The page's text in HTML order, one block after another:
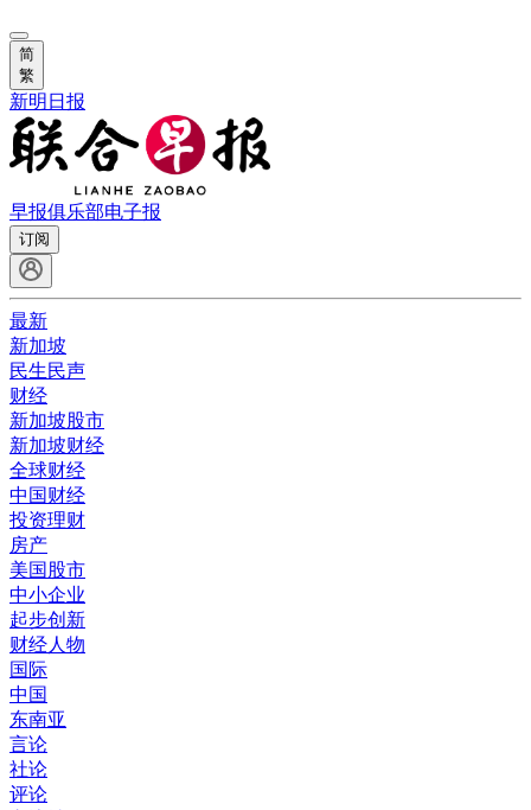
简
繁
新明日报
早报俱乐部电子报
订阅
最新
新加坡
民生民声
财经
新加坡股市
新加坡财经
全球财经
中国财经
投资理财
房产
美国股市
中小企业
起步创新
财经人物
国际
中国
东南亚
言论
社论
评论